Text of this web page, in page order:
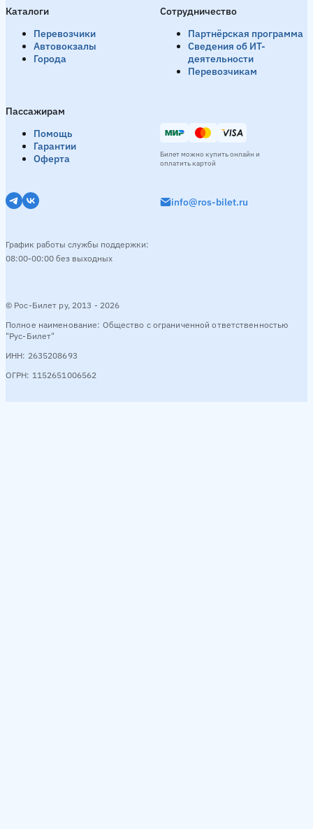
Каталоги
Перевозчики
Автовокзалы
Города
Пассажирам
Помощь
Гарантии
Оферта
Сотрудничество
Партнёрская программа
Сведения об ИТ-
деятельности
Перевозчикам
© Рос-Билет ру, 2013 - 2026
Полное наименование: Общество с ограниченной ответственностью
"Рус-Билет"
ИНН: 2635208693
ОГРН: 1152651006562
info@ros-bilet.ru
График работы службы поддержки:
08:00-00:00 без выходных
Билет можно купить онлайн и
оплатить картой